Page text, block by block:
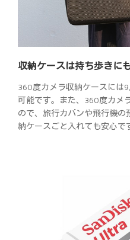
収納ケースは持ち歩きに
360度カメラ収納ケースには
可能です。また、360度カメ
ので、旅行カバンや飛行機の
納ケースごと入れても安心で